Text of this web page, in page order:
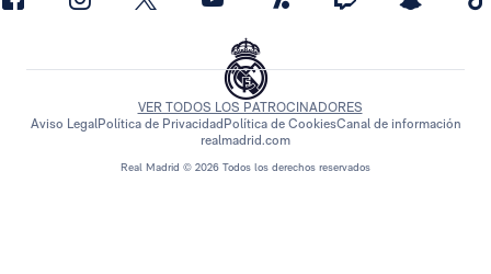
Real Madrid © 2026 Todos los derechos reservados
VER TODOS LOS PATROCINADORES
Aviso LegalPolítica de Privacidad Política de CookiesCanal de información
realmadrid.com